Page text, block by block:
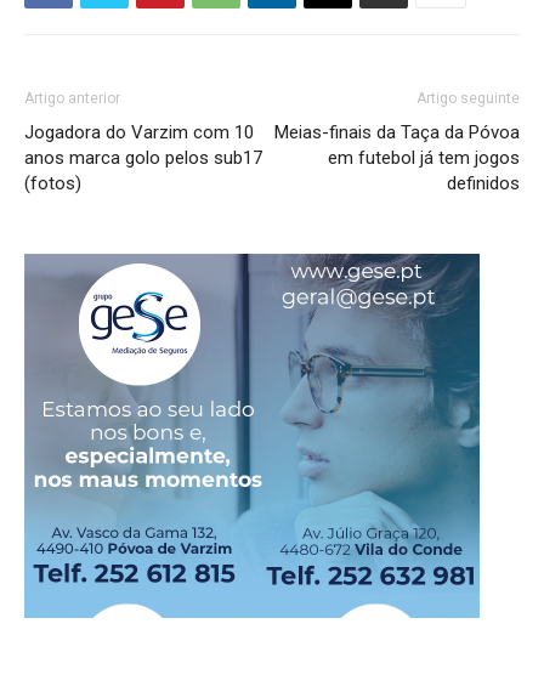
Artigo anterior
Jogadora do Varzim com 10
anos marca golo pelos sub17
(fotos)
Artigo seguinte
Meias-finais da Taça da Póvoa
em futebol já tem jogos
definidos